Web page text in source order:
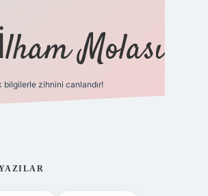
Molası
bilgilerle zihnini canlandır!